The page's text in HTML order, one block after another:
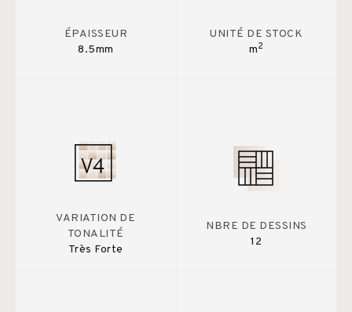
ÉPAISSEUR
8.5mm
UNITÉ DE STOCK
m2
VARIATION DE
TONALITÉ
Très Forte
NBRE DE DESSINS
12